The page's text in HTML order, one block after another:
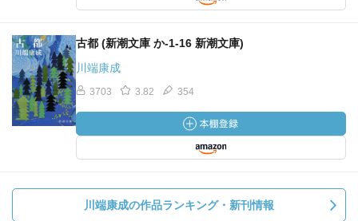
古都 (新潮文庫 か-1-16 新潮文庫)
川端康成
3703 3.82 354
川端康成の作品ランキング・新刊情報